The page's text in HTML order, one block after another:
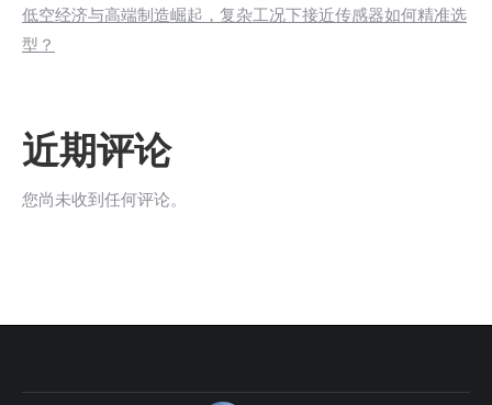
低空经济与高端制造崛起，复杂工况下接近传感器如何精准选
型？
近期评论
您尚未收到任何评论。